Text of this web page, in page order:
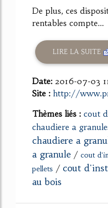
De plus, ces
rentables compte...
LIRE LA SUITE
Date: 2016-07-03
Site : http://
Thèmes liés : cout
chaudiere a
chaudiere a
a granule / cout
pellets / cout
au bois